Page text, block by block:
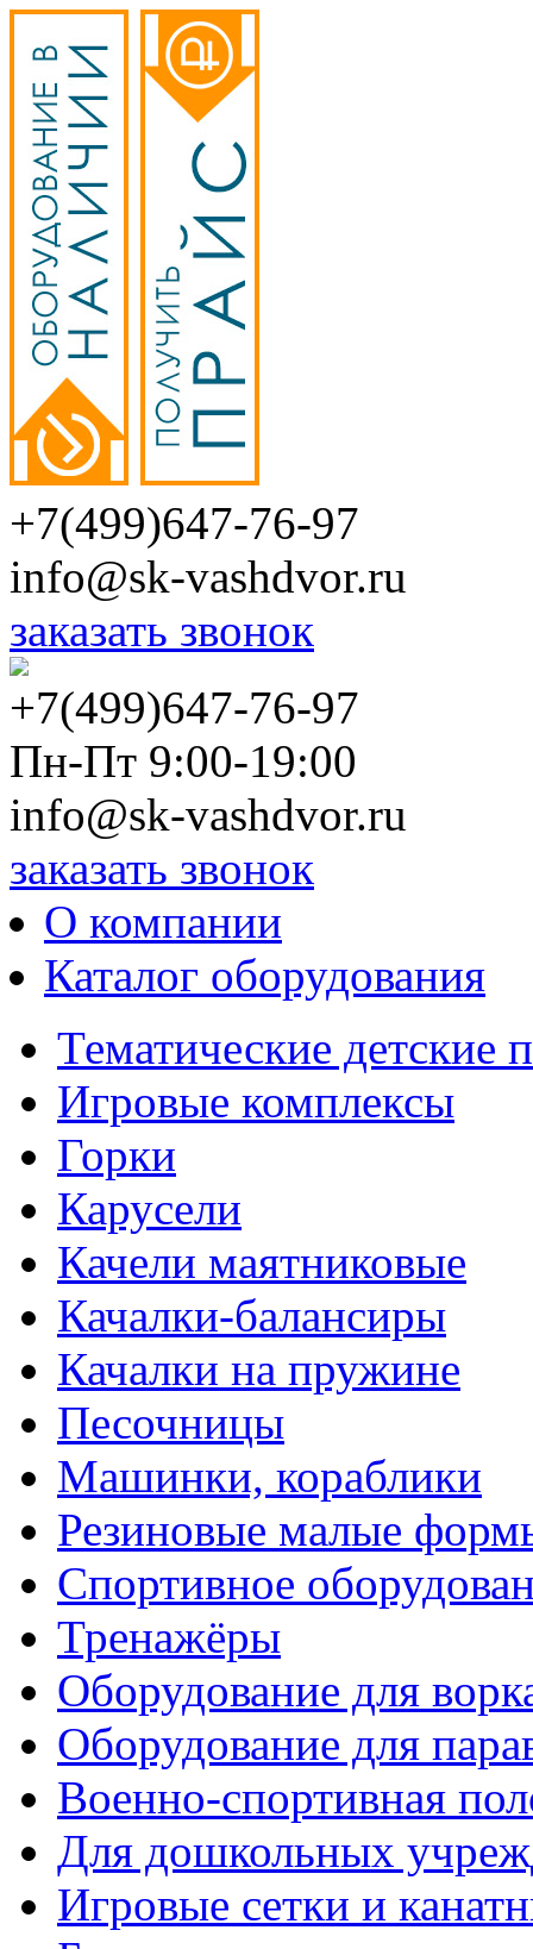
+7(499)647-76-97
info@sk-vashdvor.ru
заказать звонок
+7(499)647-76-97
Пн-Пт 9:00-19:00
info@sk-vashdvor.ru
заказать звонок
О компании
Каталог оборудования
Тематические детские
Игровые комплексы
Горки
Карусели
Качели маятниковые
Качалки-балансиры
Качалки на пружине
Песочницы
Машинки, кораблики
Резиновые малые
Спортивное
Тренажёры
Оборудование для
Оборудование для
Военно-спортивная
Для дошкольных
Игровые сетки и